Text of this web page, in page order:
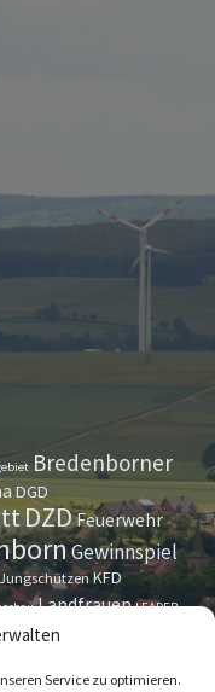
Service zu optimieren.
Bredenborner
DGD
DZDFeuerwehr
Gewinnspiel
JungschützenKFD
Landfrauen LEADER
Oktoberfest
Tipps & Tricks